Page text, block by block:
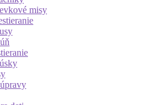
misy